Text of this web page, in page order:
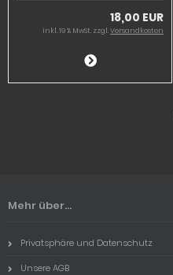
18,00 EUR
inkl. 19 % MwSt. zzgl.Versandkosten
Mehr über...
Privatsphäre und Datenschutz
Unsere AGB